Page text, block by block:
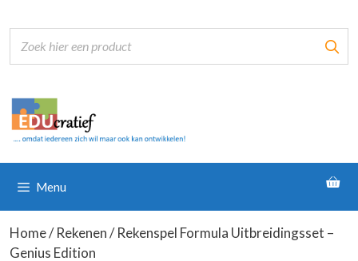
naar
inhoud
Menu
Home/Rekenen/ Rekenspel Formula Uitbreidingsset –
Genius Edition